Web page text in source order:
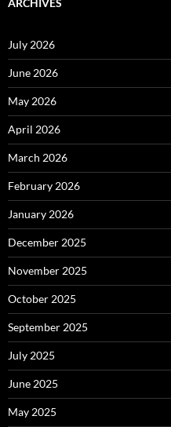
July 2026
June 2026
May 2026
April 2026
March 2026
February 2026
January 2026
December 2025
November 2025
October 2025
September 2025
July 2025
June 2025
May 2025